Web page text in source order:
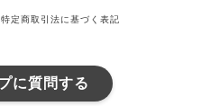
特定商取引法に基づく表記
フロートバイエル
に質問する